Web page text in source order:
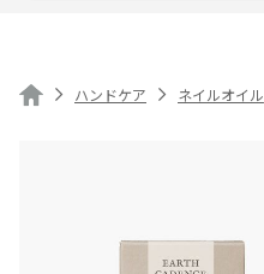
ハンドケア ネイルオイル